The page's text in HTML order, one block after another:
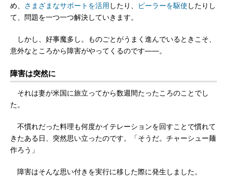
め、 さまざまなサポートを活用 したり、 ピーラーを駆使 したりし
て、問題を一つ一つ解決していきます。
しかし、好事魔多し。ものごとがうまく進んでいるときこそ、
意外なところから障害がやってくるのです――。
障害は突然に
それは妻が米国に旅立ってから数週間たったころのことでし
た。
不慣れだった料理も何度かイテレーションを回すことで慣れて
きたある日、突然思い立ったのです。「そうだ。チャーシュー麺
作ろう」
障害はそんな思い付きを実行に移した際に発生しました。